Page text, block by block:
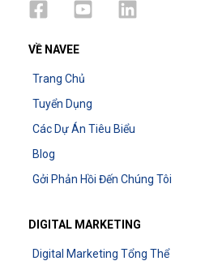
VỀ NAVEE
Trang Chủ
Tuyển Dụng
Các Dự Án Tiêu Biểu
Blog
Gởi Phản Hồi Đến Chúng Tôi
DIGITAL MARKETING
Digital Marketing Tổng Thể